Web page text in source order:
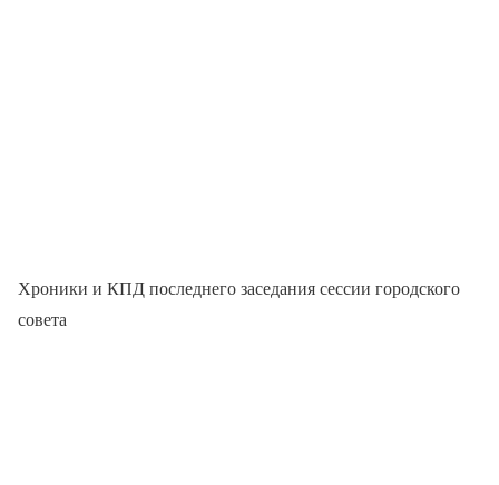
Хроники и КПД последнего заседания сессии городского
совета